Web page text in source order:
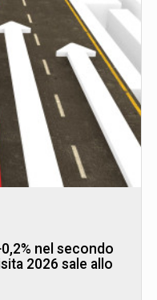
nel secondo
2026 sale allo